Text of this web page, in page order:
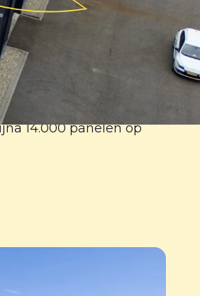
paprikakweker
14.000 panelen op